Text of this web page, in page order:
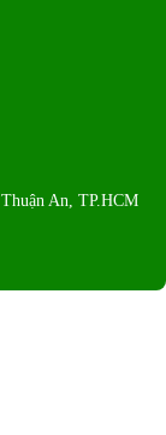
An, TP.HCM